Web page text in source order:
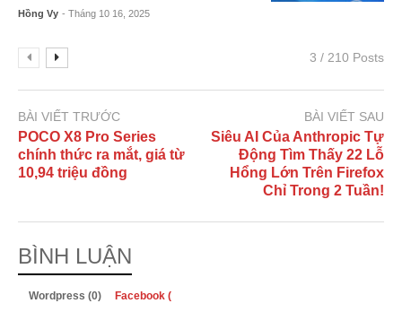
Hồng Vy - Tháng 10 16, 2025
3 / 210 Posts
BÀI VIẾT TRƯỚC
POCO X8 Pro Series
chính thức ra mắt, giá từ
10,94 triệu đồng
BÀI VIẾT SAU
Siêu AI Của Anthropic Tự
Động Tìm Thấy 22 Lỗ
Hổng Lớn Trên Firefox
Chỉ Trong 2 Tuần!
BÌNH LUẬN
Wordpress (0) Facebook (